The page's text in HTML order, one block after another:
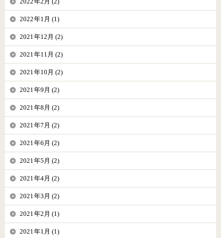
2022年1月 (1)
2021年12月 (2)
2021年11月 (2)
2021年10月 (2)
2021年9月 (2)
2021年8月 (2)
2021年7月 (2)
2021年6月 (2)
2021年5月 (2)
2021年4月 (2)
2021年3月 (2)
2021年2月 (1)
2021年1月 (1)